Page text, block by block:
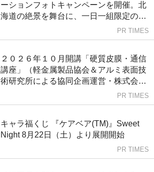
ーションフォトキャンペーンを開催。北
海道の絶景を舞台に、一日一組限定のプ
レミアムフォトウェディングを。PR TIMES
２０２６年１０月開講「硬質皮膜・通信
講座」（軽金属製品協会＆アルミ表面技
術研究所による協同企画運営・株式会社
Andtech協賛）募集中!（9/15〆切）PR TIMES
キャラ福くじ 『ケアベア(TM)』Sweet
Night 8月22日（土）より展開開始
PR TIMES